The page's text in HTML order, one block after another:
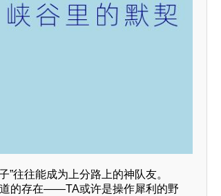
”往往能成为上分路上的神队友。
道的存在——TA或许是操作犀利的野